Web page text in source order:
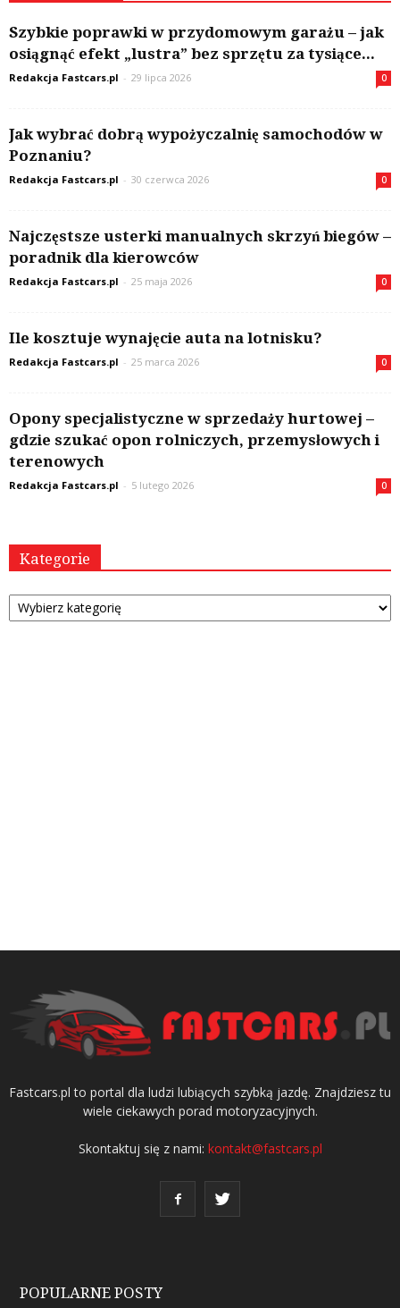
Szybkie poprawki w przydomowym garażu – jak
osiągnąć efekt „lustra” bez sprzętu za tysiące...
Redakcja Fastcars.pl - 29 lipca 2026 0
Jak wybrać dobrą wypożyczalnię samochodów w
Poznaniu?
Redakcja Fastcars.pl - 30 czerwca 2026 0
Najczęstsze usterki manualnych skrzyń biegów –
poradnik dla kierowców
Redakcja Fastcars.pl - 25 maja 2026 0
Ile kosztuje wynajęcie auta na lotnisku?
Redakcja Fastcars.pl - 25 marca 2026 0
Opony specjalistyczne w sprzedaży hurtowej –
gdzie szukać opon rolniczych, przemysłowych i
terenowych
Redakcja Fastcars.pl - 5 lutego 2026 0
Kategorie
Kategorie
Fastcars.pl to portal dla ludzi lubiących szybką jazdę. Znajdziesz tu
wiele ciekawych porad motoryzacyjnych.
Skontaktuj się z nami: kontakt@fastcars.pl
POPULARNE POSTY